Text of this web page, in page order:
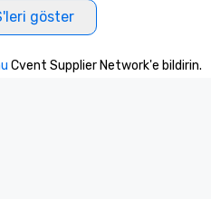
göster
Cvent Supplier Network'e bildirin.